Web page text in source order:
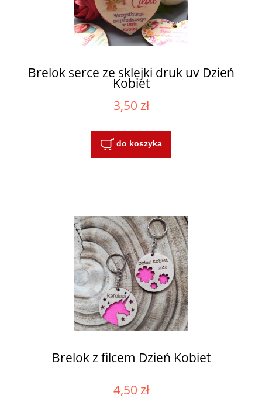
Brelok serce ze sklejki druk uv Dzień
Kobiet
3,50 zł
do koszyka
Brelok z filcem Dzień Kobiet
4,50 zł